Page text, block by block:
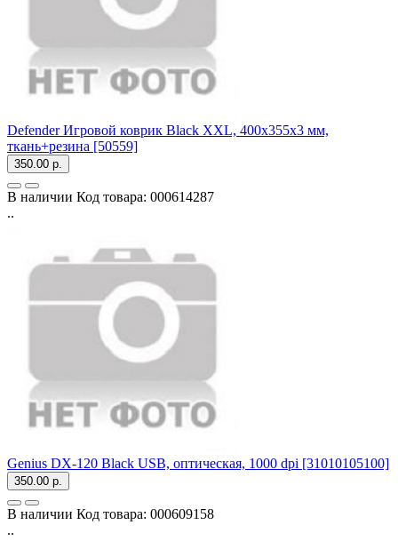
Defender Игровой коврик Black XXL, 400x355x3 мм,
ткань+резина [50559]
350.00 р.
В наличии Код товара: 000614287
..
Genius DX-120 Black USB, оптическая, 1000 dpi [31010105100]
350.00 р.
В наличии Код товара: 000609158
..